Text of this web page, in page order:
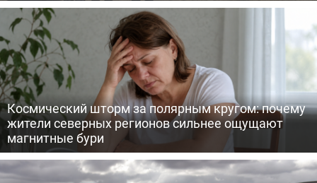
Космический шторм за полярным кругом: почему
жители северных регионов сильнее ощущают
магнитные бури